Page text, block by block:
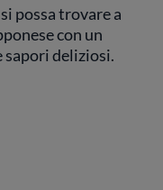
possa trovare a
con un
deliziosi.